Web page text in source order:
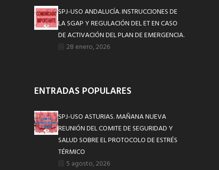
SPJ-USO ANDALUCÍA. INSTRUCCIONES DE
LA SGAP Y REGULACIÓN DEL ET EN CASO
DE ACTIVACIÓN DEL PLAN DE EMERGENCIA.
28 enero, 2026
ENTRADAS POPULARES
SPJ-USO ASTURIAS. MAÑANA NUEVA
REUNIÓN DEL COMITE DE SEGURIDAD Y
SALUD SOBRE EL PROTOCOLO DE ESTRÉS
TÉRMICO
5 agosto, 2026